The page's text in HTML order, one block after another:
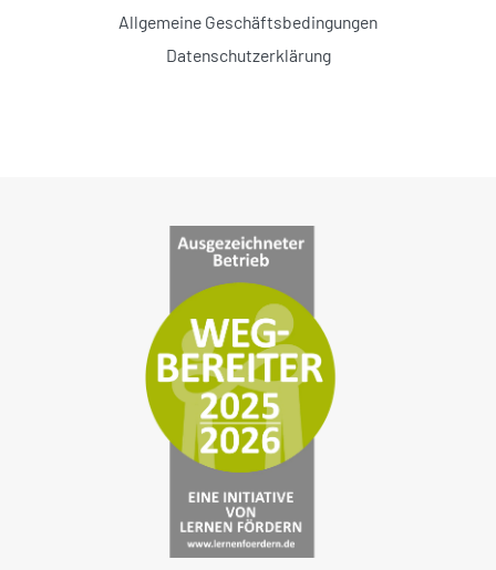
Allgemeine Geschäftsbedingungen
Datenschutzerklärung